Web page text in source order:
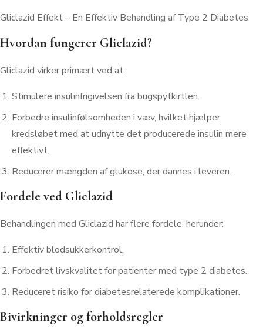
Gliclazid Effekt – En Effektiv Behandling af Type 2 Diabetes
Hvordan fungerer Gliclazid?
Gliclazid virker primært ved at:
Stimulere insulinfrigivelsen fra bugspytkirtlen.
Forbedre insulinfølsomheden i væv, hvilket hjælper
kredsløbet med at udnytte det producerede insulin mere
effektivt.
Reducerer mængden af glukose, der dannes i leveren.
Fordele ved Gliclazid
Behandlingen med Gliclazid har flere fordele, herunder:
Effektiv blodsukkerkontrol.
Forbedret livskvalitet for patienter med type 2 diabetes.
Reduceret risiko for diabetesrelaterede komplikationer.
Bivirkninger og forholdsregler